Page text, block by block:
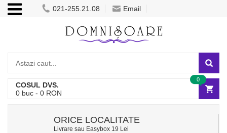
021-255.21.08 Email
COSUL DVS.
0 buc - 0 RON
0
ORICE LOCALITATE
Livrare sau Easybox 19 Lei